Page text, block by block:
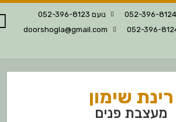
נועם 052-396-8123
doorshogla@gmail.com
רינת שימון
מעצבת פנים